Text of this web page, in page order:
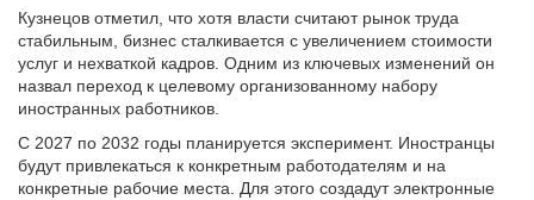
Кузнецов отметил, что хотя власти считают рынок труда
стабильным, бизнес сталкивается с увеличением стоимости
услуг и нехваткой кадров. Одним из ключевых изменений он
назвал переход к целевому организованному набору
иностранных работников.
С 2027 по 2032 годы планируется эксперимент. Иностранцы
будут привлекаться к конкретным работодателям и на
конкретные рабочие места. Для этого создадут электронные